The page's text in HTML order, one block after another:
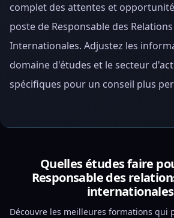
complet des attentes et
poste de Responsable des
Internationales. Adjustez les
domaine d'études et le secteur
spécifiques pour un conseil plus
Quelles études faire
Responsable des
internationales
Découvre les meilleures formations qui